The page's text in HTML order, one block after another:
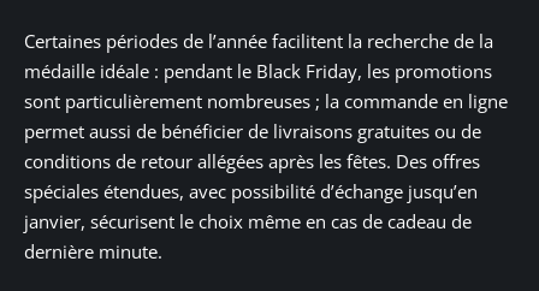
Certaines périodes de l’année facilitent la recherche de la
médaille idéale : pendant le Black Friday, les promotions
sont particulièrement nombreuses ; la commande en ligne
permet aussi de bénéficier de livraisons gratuites ou de
conditions de retour allégées après les fêtes. Des offres
spéciales étendues, avec possibilité d’échange jusqu’en
janvier, sécurisent le choix même en cas de cadeau de
dernière minute.